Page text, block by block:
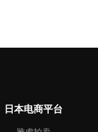
日本电商平台